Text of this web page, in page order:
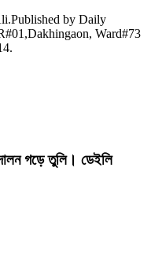
by Daily
Ward#73
গড়ে তুলি। ডেইলি